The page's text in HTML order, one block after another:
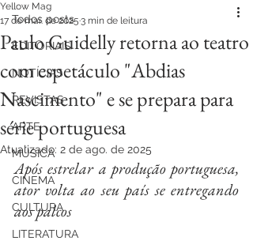
Todos posts
EDITORIAIS
NOTÍCIAS
REVISTAS
ARTE
MÚSICA
CINEMA
CULTURA
LITERATURA
Paulo Guidelly retorna ao teatro
com espetáculo "Abdias
Nascimento" e se prepara para
série portuguesa
Yellow Mag
17 de mai. de 2025 3 min de leitura
Atualizado: 2 de ago. de 2025
Após estrelar a produção portuguesa,
ator volta ao seu país se entregando
aos palcos